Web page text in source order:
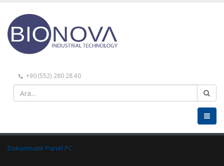
+90 (552) 280 28 40
Dokunmatik Panel PC